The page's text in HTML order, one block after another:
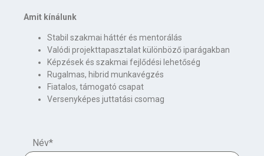
Amit kínálunk
Stabil szakmai háttér és mentorálás
Valódi projekttapasztalat különböző iparágakban
Képzések és szakmai fejlődési lehetőség
Rugalmas, hibrid munkavégzés
Fiatalos, támogató csapat
Versenyképes juttatási csomag
Név*